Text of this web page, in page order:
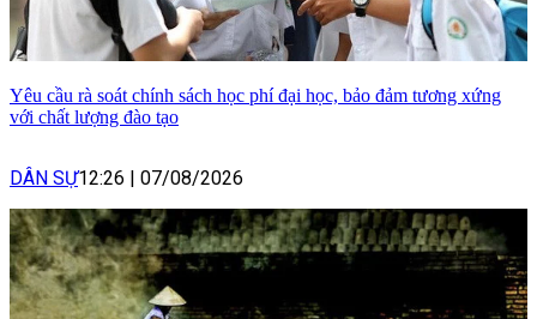
Yêu cầu rà soát chính sách học phí đại học, bảo đảm tương xứng
với chất lượng đào tạo
DÂN SỰ12:26 07/08/2026